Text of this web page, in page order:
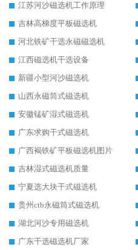
江苏河沙磁选机工作原理
吉林高梯度平板磁选机
河北铁矿干选永磁磁选机
江西磁选机干选设备
新疆小型河沙磁选机
山西永磁筒式磁选机
安徽锰矿湿式磁选机
广东求购干式磁选机
广西褐铁矿平板磁选机图片
吉林湿式磁选机质量
宁夏选大块干式磁选机
贵州ctb永磁筒式磁选机
湖北河沙专用磁选机
广东干选磁选机厂家